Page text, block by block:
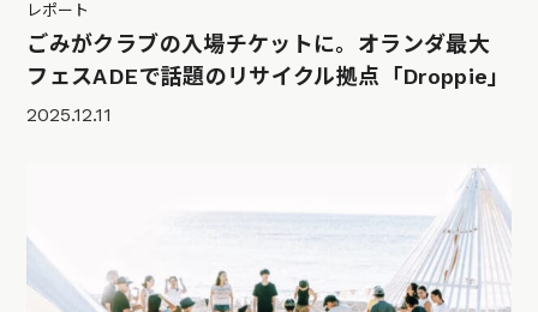
レポート
ごみがクラブの入場チケットに。オランダ最大
フェスADEで話題のリサイクル拠点「Droppie」
2025.12.11